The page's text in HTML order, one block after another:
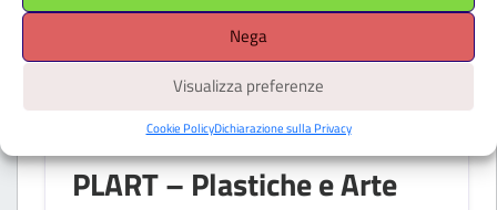
Nega
Visualizza preferenze
Cookie PolicyDichiarazione sulla Privacy
FONDAZIONI
PLART – Plastiche e Arte